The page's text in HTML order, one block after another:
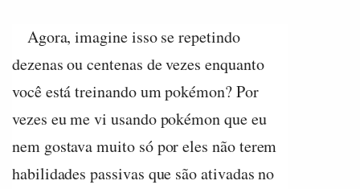
Agora, imagine isso se repetindo
dezenas ou centenas de vezes enquanto
você está treinando um pokémon? Por
vezes eu me vi usando pokémon que eu
nem gostava muito só por eles não terem
habilidades passivas que são ativadas no